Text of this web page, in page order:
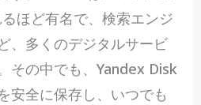
ほど有名で、検索エンジ
、多くのデジタルサービ
その中でも、Yandex Disk
安全に保存し、いつでも